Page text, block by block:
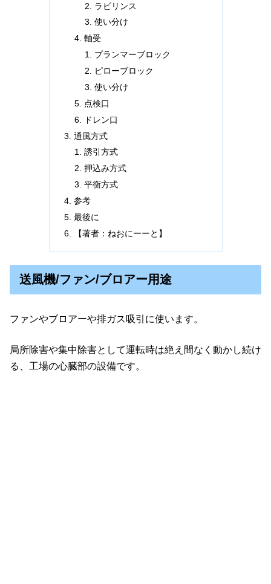
ラビリンス
使い分け
軸受
プランマーブロック
ピローブロック
使い分け
点検口
ドレン口
通風方式
誘引方式
押込み方式
平衡方式
参考
最後に
【著者：ねおにーーと】
送風機/ファン/ブロアー用途
ファンやブロアーや排ガス吸引に使います。
局所除害や集中除害として運転時は絶え間なく動かし続け
る、工場の心臓部の設備です。